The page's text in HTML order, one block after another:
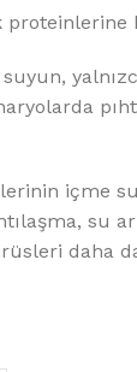
içme
su
daha